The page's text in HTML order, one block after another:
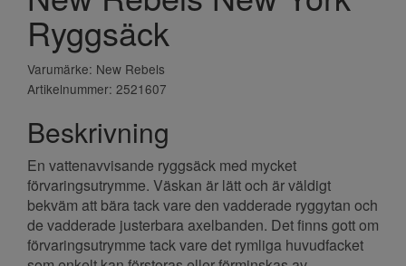
Ryggsäck
Varumärke: New Rebels
Artikelnummer: 2521607
Beskrivning
En vattenavvisande ryggsäck med mycket
förvaringsutrymme. Väskan är lätt och är väldigt
bekväm att bära tack vare den vadderade ryggytan och
de vadderade justerbara axelbanden. Det finns gott om
förvaringsutrymme tack vare det rymliga huvudfacket